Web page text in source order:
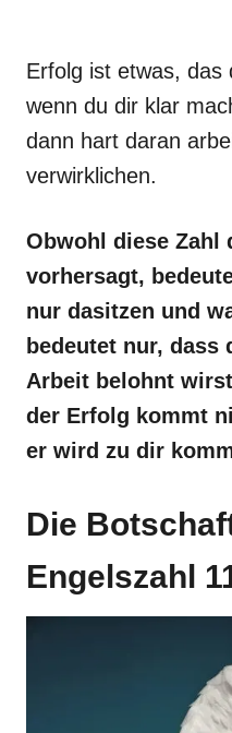
Erfolg ist etwas, das
wenn du dir klar
dann hart daran
verwirklichen.
Obwohl diese Zahl
vorhersagt,
nur dasitzen und
bedeutet nur, dass
Arbeit belohnt
der Erfolg kommt
er wird zu dir
Die
Engelszahl